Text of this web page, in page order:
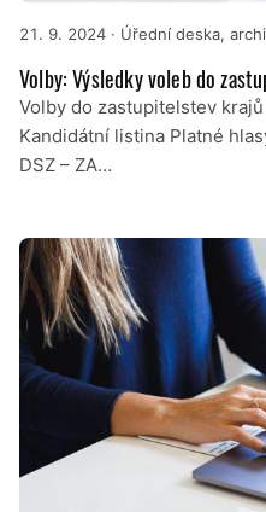
21. 9. 2024 · Úřední deska,
Volby: Výsledky voleb do
Volby do zastupitelstev
Kandidátní listina Platné
DSZ – ZA…